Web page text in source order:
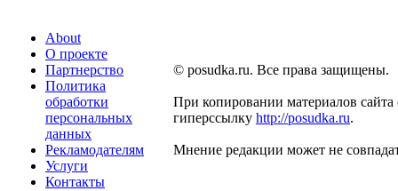
About
О проекте
Партнерство
Политика
обработки
персональных
данных
Рекламодателям
Услуги
Контакты
© posudka.ru. Все права защищены.
При копировании материалов сайта
гиперссылку http://posudka.ru.
Мнение редакции может не